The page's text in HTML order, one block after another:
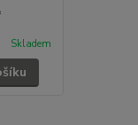
Skladem